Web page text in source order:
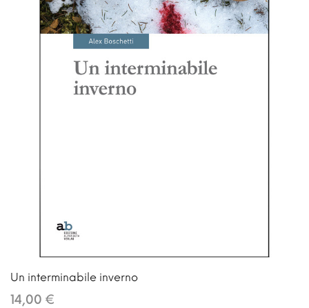
Un interminabile inverno
14,00 €